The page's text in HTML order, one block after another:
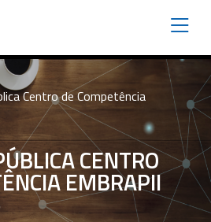
Centro de Competência
CENTRO
EMBRAPII